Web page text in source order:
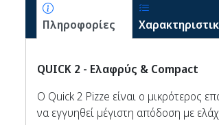
Πληροφορίες
QUICK 2 - Ελαφρύς & Compact
Ο Quick 2 Pizze είναι ο μικρότερος
να εγγυηθεί μέγιστη απόδοση με